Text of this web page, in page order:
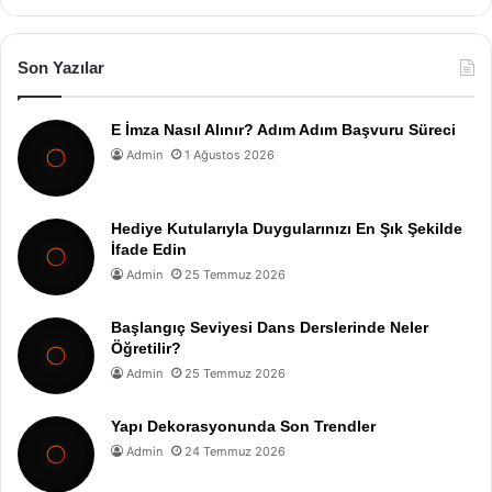
Son Yazılar
E İmza Nasıl Alınır? Adım Adım Başvuru Süreci
Admin 1 Ağustos 2026
Hediye Kutularıyla Duygularınızı En Şık Şekilde
İfade Edin
Admin 25 Temmuz 2026
Başlangıç Seviyesi Dans Derslerinde Neler
Öğretilir?
Admin 25 Temmuz 2026
Yapı Dekorasyonunda Son Trendler
Admin 24 Temmuz 2026